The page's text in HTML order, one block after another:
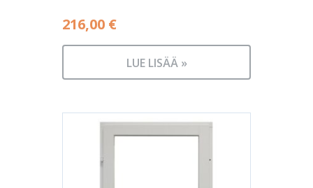
216,00 €
LUE LISÄÄ »